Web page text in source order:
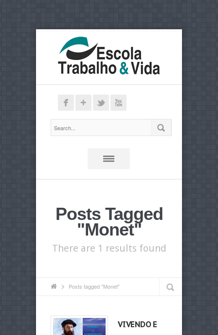
Posts Tagged
"Monet"
There are 1 results found
Posts tagged "Monet"
VIVENDO E